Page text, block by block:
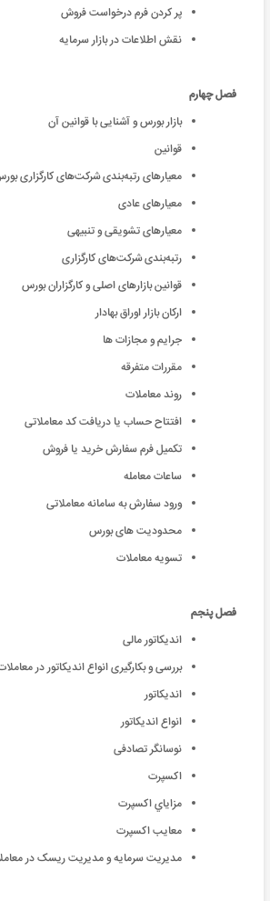
پر كردن فرم درخواست فروش
نقش اطلاعات در بازار سرمايه
فصل چهارم
بازار بورس و آشنایی با قوانین آن
قوانین
معيارهای رتبه‌بندی شرکت‌های کارگزاری
معیارهای عادی
معیارهای تشویقی و تنبیهی
رتبه‌بندی شرکت‌های کارگزاری
قوانین بازارهای اصلی و کارگزاران بورس
اركان بازار اوراق بهادار
جرايم و مجازات ها
مقررات متفرقه
روند معاملات
افتتاح حساب یا دریافت کد معاملاتی
تکمیل فرم سفارش خرید یا فروش
ساعات معامله
ورود سفارش به سامانه معاملاتی
محدودیت های بورس
تسویه معاملات
فصل پنجم
اندیکاتور مالی
بررسی و بکارگیری انواع اندیکاتور در
اندیکاتور
انواع اندیکاتور
نوسانگر تصادفی
اکسپرت
مزاياي اکسپرت
معايب اکسپرت
مدیریت سرمایه و مدیریت ریسک در